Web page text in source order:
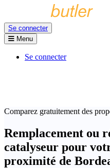
Se connecter
Menu
Se connecter
Comparez gratuitement des
Remplacement ou
catalyseur pour
proximité de